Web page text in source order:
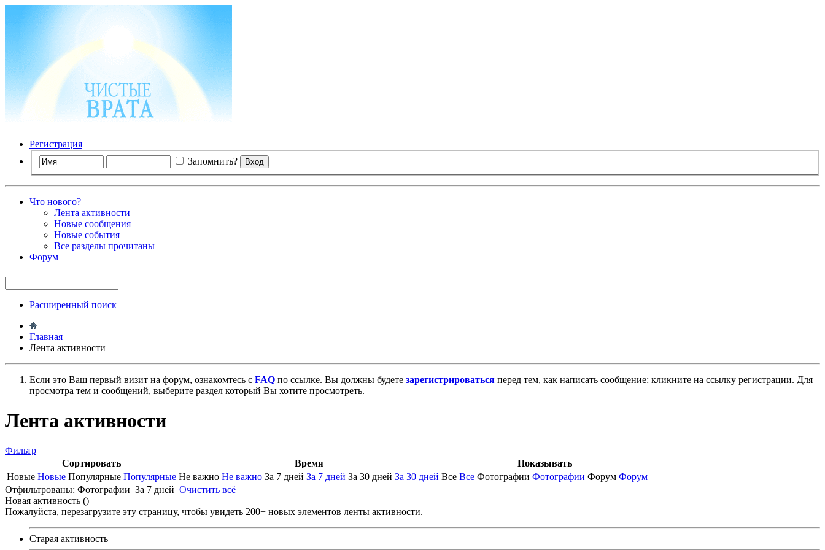
Регистрация
Запомнить?
Что нового?
Лента активности
Новые сообщения
Новые события
Все разделы прочитаны
Форум
Расширенный поиск
Главная
Лента активности
Если это Ваш первый визит на форум, ознакомтесь с FAQ по ссылке. Вы должны будете зарегистрироваться перед тем, как написать сообщение: кликните на ссылку регистрации. Для
просмотра тем и сообщений, выберите раздел который Вы хотите просмотреть.
Лента активности
Фильтр
Сортировать
Время
Показывать
Новые Новые Популярные Популярные Не важно Не важно За 7 дней За 7 дней За 30 дней За 30 дней Все Все Фотографии Фотографии Форум Форум
Отфильтрованы: Фотографии За 7 дней Очистить всё
Новая активность ()
Пожалуйста, перезагрузите эту страницу, чтобы увидеть 200+ новых элементов ленты активности.
Старая активность